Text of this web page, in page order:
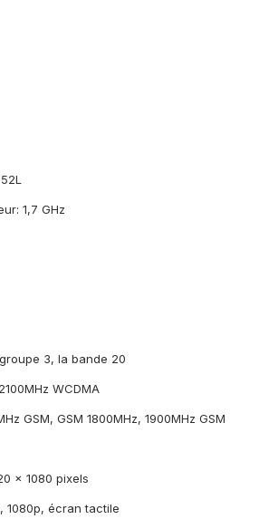
1,7 GHz
3, la bande 20
WCDMA
GSM, GSM 1800MHz, 1900MHz GSM
x 1080 pixels
1080p, écran tactile